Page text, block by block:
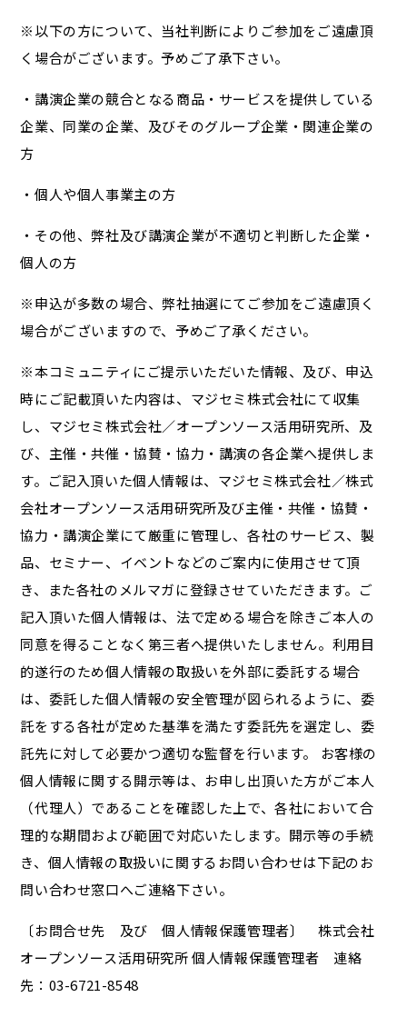
※以下の方について、当社判断によりご参加をご遠慮頂
く場合がございます。予めご了承下さい。
・講演企業の競合となる商品・サービスを提供している
企業、同業の企業、及びそのグループ企業・関連企業の
方
・個人や個人事業主の方
・その他、弊社及び講演企業が不適切と判断した企業・
個人の方
※申込が多数の場合、弊社抽選にてご参加をご遠慮頂く
場合がございますので、予めご了承ください。
※本コミュニティにご提示いただいた情報、及び、申込
時にご記載頂いた内容は、マジセミ株式会社にて収集
し、マジセミ株式会社／オープンソース活用研究所、及
び、主催・共催・協賛・協力・講演の各企業へ提供しま
す。ご記入頂いた個人情報は、マジセミ株式会社／株式
会社オープンソース活用研究所及び主催・共催・協賛・
協力・講演企業にて厳重に管理し、各社のサービス、製
品、セミナー、イベントなどのご案内に使用させて頂
き、また各社のメルマガに登録させていただきます。ご
記入頂いた個人情報は、法で定める場合を除きご本人の
同意を得ることなく第三者へ提供いたしません。利用目
的遂行のため個人情報の取扱いを外部に委託する場合
は、委託した個人情報の安全管理が図られるように、委
託をする各社が定めた基準を満たす委託先を選定し、委
託先に対して必要かつ適切な監督を行います。 お客様の
個人情報に関する開示等は、お申し出頂いた方がご本人
（代理人）であることを確認した上で、各社において合
理的な期間および範囲で対応いたします。開示等の手続
き、個人情報の取扱いに関するお問い合わせは下記のお
問い合わせ窓口へご連絡下さい。
〔お問合せ先 及び 個人情報保護管理者〕 株式会社
オープンソース活用研究所 個人情報保護管理者 連絡
先：03-6721-8548